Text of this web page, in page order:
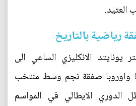
العتيد.
رياضية بالتاريخ
يونايتد الانكليزي الساعي الى
واوروبا صفقة نجم وسط منتخب
الدوري الايطالي في المواسم